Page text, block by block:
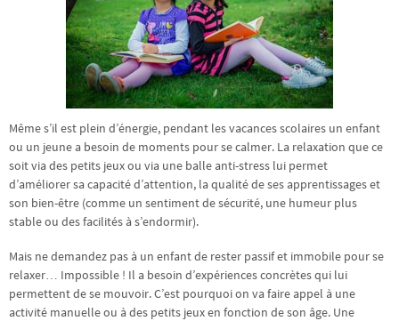
Même s’il est plein d’énergie, pendant les vacances scolaires un enfant
ou un jeune a besoin de moments pour se calmer. La relaxation que ce
soit via des petits jeux ou via une balle anti-stress lui permet
d’améliorer sa capacité d’attention, la qualité de ses apprentissages et
son bien-être (comme un sentiment de sécurité, une humeur plus
stable ou des facilités à s’endormir).
Mais ne demandez pas à un enfant de rester passif et immobile pour se
relaxer… Impossible ! Il a besoin d’expériences concrètes qui lui
permettent de se mouvoir. C’est pourquoi on va faire appel à une
activité manuelle ou à des petits jeux en fonction de son âge. Une